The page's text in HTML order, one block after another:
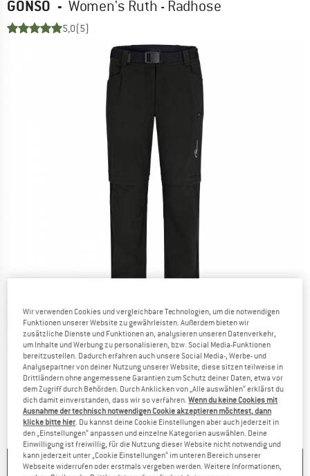
GONSO - Women's Ruth - Radhose
5,0(5)
Detailansichten
NICHT MEHR LIEFERBAR
Wir verwenden Cookies und vergleichbare Technologien, um die notwendigen
Funktionen unserer Website zu gewährleisten. Außerdem bieten wir
zusätzliche Dienste und Funktionen an, analysieren unseren Datenverkehr,
um Inhalte und Werbung zu personalisieren, bzw. Social Media-Funktionen
bereitzustellen. Dadurch erfahren auch unsere Social Media-, Werbe- und
Analysepartner von deiner Nutzung unserer Website; diese sitzen teilweise in
Drittländern ohne angemessene Garantien zum Schutz deiner Daten, etwa vor
dem Zugriff durch Behörden. Durch Anklicken von „Alle auswählen“ erklärst du
dich damit einverstanden, dass wir so verfahren.Wenn du keine Cookies mit
Ausnahme der technisch notwendigen Cookie akzeptieren möchtest, dann
klicke bitte hier. Du kannst deine Cookie Einstellungen aber auch jederzeit in
den „Einstellungen“ anpassen und einzelne Kategorien auswählen. Deine
Einwilligung ist freiwillig, für die Nutzung dieser Website nicht notwendig und
kann jederzeit unter „Cookie Einstellungen“ im unteren Bereich unserer
Webseite widerrufen oder erstmals vergeben werden. Weitere Informationen,